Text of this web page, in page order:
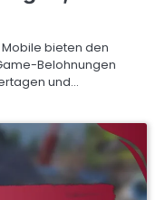
bieten den
Belohnungen
und…